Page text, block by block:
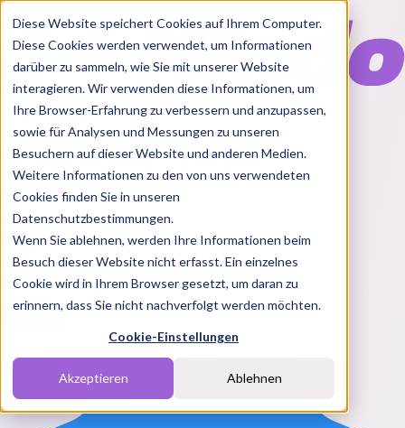
Diese Website speichert Cookies auf Ihrem Computer.
Diese Cookies werden verwendet, um Informationen
darüber zu sammeln, wie Sie mit unserer Website
interagieren. Wir verwenden diese Informationen, um
Ihre Browser-Erfahrung zu verbessern und anzupassen,
sowie für Analysen und Messungen zu unseren
Besuchern auf dieser Website und anderen Medien.
Weitere Informationen zu den von uns verwendeten
Cookies finden Sie in unseren
Datenschutzbestimmungen.
Wenn Sie ablehnen, werden Ihre Informationen beim
Besuch dieser Website nicht erfasst. Ein einzelnes
Cookie wird in Ihrem Browser gesetzt, um daran zu
erinnern, dass Sie nicht nachverfolgt werden möchten.
Cookie-Einstellungen
Akzeptieren Ablehnen
Features
Solutions
BlogChartsRabatt CodesPakete
Login